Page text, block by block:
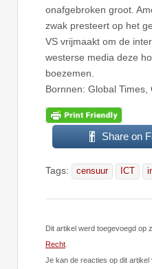
onafgebroken groot.
zwak presteert op het
VS vrijmaakt om de
westerse media deze
boezemen.
Bornnen: Global
Share on
Tags: censuur ICT
Dit artikel werd toegevoegd op
Recht
Je kan de reacties op dit artikel